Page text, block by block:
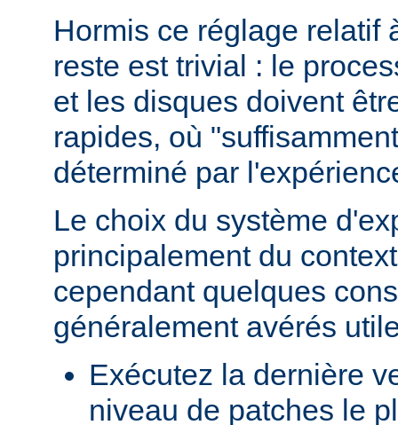
Hormis ce réglage relatif
reste est trivial : le
et les disques doivent
rapides, où
déterminé par
Le choix du système
principalement du
cependant quelques
généralement avérés
Exécutez la dernière
niveau de patches le